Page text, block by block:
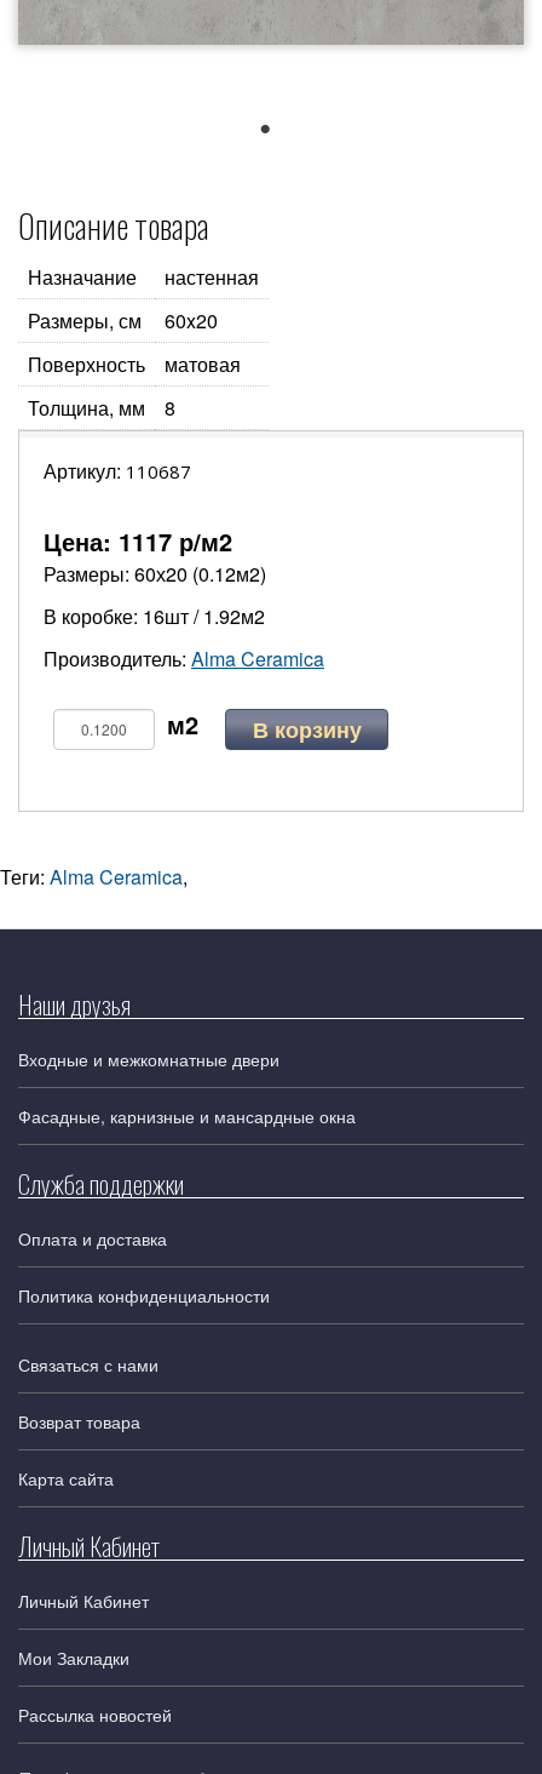
Описание товара
Назначание
настенная
Размеры, см
60x20
Поверхность
матовая
Толщина, мм
8
Артикул: 110687
Цена: 1117 р/м2
Размеры: 60х20 (0.12м2)
В коробке: 16шт / 1.92м2
Производитель: Alma Ceramica
В корзину
Теги: Alma Ceramica,
Наши друзья
Входные и межкомнатные двери
Фасадные, карнизные и мансардные окна
Служба поддержки
Оплата и доставка
Политика конфиденциальности
Связаться с нами
Возврат товара
Карта сайта
Личный Кабинет
Личный Кабинет
Мои Закладки
Рассылка новостей